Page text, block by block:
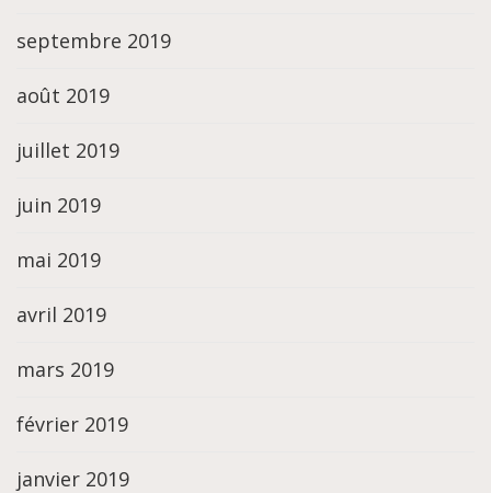
septembre 2019
août 2019
juillet 2019
juin 2019
mai 2019
avril 2019
mars 2019
février 2019
janvier 2019